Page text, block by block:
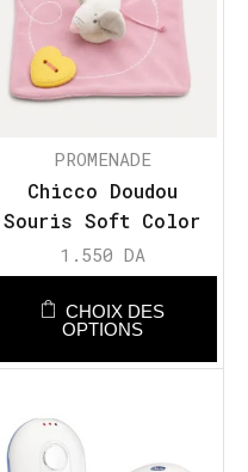
PROMENADE
Chicco Doudou
Souris Soft Color
0m+
1.550 DA
CHOIX DES
OPTIONS